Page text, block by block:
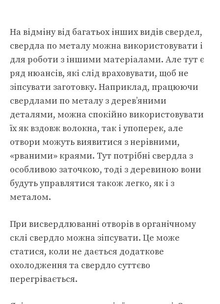
На відміну від багатьох інших видів свердел,
свердла по металу можна використовувати і
для роботи з іншими матеріалами. Але тут є
ряд нюансів, які слід враховувати, щоб не
зіпсувати заготовку. Наприклад, працюючи
свердлами по металу з дерев’яними
деталями, можна спокійно використовувати
їх як вздовж волокна, так і упоперек, але
отвори можуть виявитися з нерівними,
«рваними» краями. Тут потрібні свердла з
особливою заточкою, тоді з деревиною вони
будуть управлятися також легко, як і з
металом.
При висвердлюванні отворів в органічному
склі свердло можна зіпсувати. Це може
статися, коли не дається додаткове
охолодження та свердло суттєво
перегрівається.